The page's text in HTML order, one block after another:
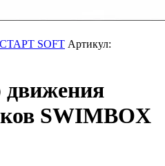
SOFT Артикул:
движения
SWIMBOX